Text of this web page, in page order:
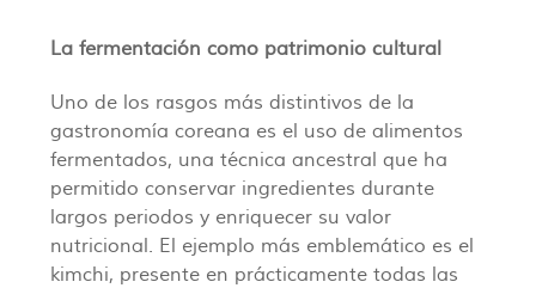
La fermentación como patrimonio cultural
Uno de los rasgos más distintivos de la
gastronomía coreana es el uso de alimentos
fermentados, una técnica ancestral que ha
permitido conservar ingredientes durante
largos periodos y enriquecer su valor
nutricional. El ejemplo más emblemático es el
kimchi, presente en prácticamente todas las